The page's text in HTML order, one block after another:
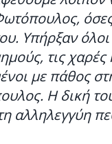
Υπήρξαν
τις χαρές
με πάθος
Η δική
αλληλεγγύη